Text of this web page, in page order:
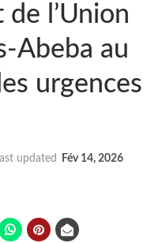
l’Union
Abeba au
urgences
updated Fév 14, 2026